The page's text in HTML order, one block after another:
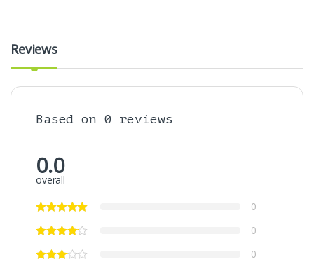
Reviews
Based on 0 reviews
0.0
overall
0
0
0